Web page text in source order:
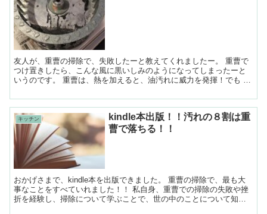
友人が、重曹の掃除で、失敗したーと教えてくれましたー。 重曹で
つけ置きしたら、こんな風に黒いしみのようになってしまったーと
いうのです。 重曹は、熱を加えると、油汚れに威力を発揮！でも 重
キッチン
kindle本出版！！汚れの８割は重
曹で落ちる！！
おかげさまで、kindle本を出版できました。 重曹の掃除で、最も大
事なことをすべていれました！！ 私自身、重曹での掃除の失敗や挫
折を経験し、掃除について学ぶことで、世の中のことについて知る